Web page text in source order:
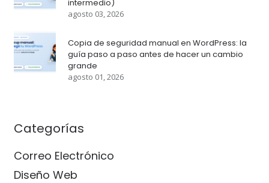
intermedio)
agosto 03, 2026
Copia de seguridad manual en WordPress: la
guía paso a paso antes de hacer un cambio
grande
agosto 01, 2026
Categorías
Correo Electrónico
Diseño Web